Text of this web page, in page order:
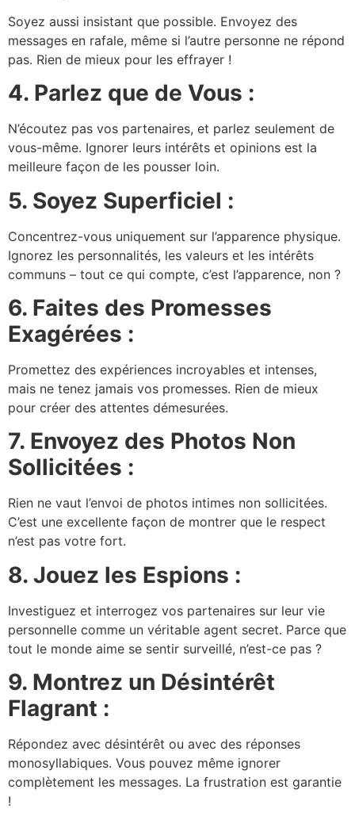
Soyez aussi insistant que possible. Envoyez des
messages en rafale, même si l’autre personne ne répond
pas. Rien de mieux pour les effrayer !
4. Parlez que de Vous :
N’écoutez pas vos partenaires, et parlez seulement de
vous-même. Ignorer leurs intérêts et opinions est la
meilleure façon de les pousser loin.
5. Soyez Superficiel :
Concentrez-vous uniquement sur l’apparence physique.
Ignorez les personnalités, les valeurs et les intérêts
communs – tout ce qui compte, c’est l’apparence, non ?
6. Faites des Promesses
Exagérées :
Promettez des expériences incroyables et intenses,
mais ne tenez jamais vos promesses. Rien de mieux
pour créer des attentes démesurées.
7. Envoyez des Photos Non
Sollicitées :
Rien ne vaut l’envoi de photos intimes non sollicitées.
C’est une excellente façon de montrer que le respect
n’est pas votre fort.
8. Jouez les Espions :
Investiguez et interrogez vos partenaires sur leur vie
personnelle comme un véritable agent secret. Parce que
tout le monde aime se sentir surveillé, n’est-ce pas ?
9. Montrez un Désintérêt
Flagrant :
Répondez avec désintérêt ou avec des réponses
monosyllabiques. Vous pouvez même ignorer
complètement les messages. La frustration est garantie
!